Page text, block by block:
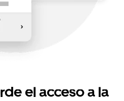
el acceso a la